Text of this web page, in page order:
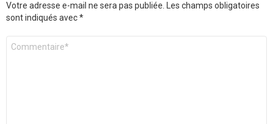
Votre adresse e-mail ne sera pas publiée. Les champs obligatoires
sont indiqués avec*
Commentaire